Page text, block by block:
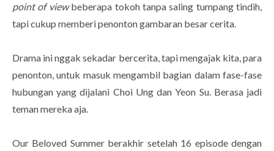
point of viewbeberapa tokoh tanpa saling tumpang tindih,
tapi cukup memberi penonton gambaran besar cerita.
Drama ini nggak sekadar bercerita, tapi mengajak kita, para
penonton, untuk masuk mengambil bagian dalam fase-fase
hubungan yang dijalani Choi Ung dan Yeon Su. Berasa jadi
teman mereka aja.
Our Beloved Summer berakhir setelah 16 episode dengan